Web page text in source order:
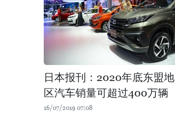
日本报刊：2020年底东盟地
区汽车销量可超过400万辆
16/07/2019 07:08